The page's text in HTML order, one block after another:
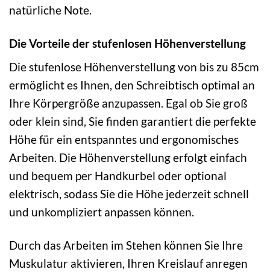
natürliche Note.
Die Vorteile der stufenlosen Höhenverstellung
Die stufenlose Höhenverstellung von bis zu 85cm
ermöglicht es Ihnen, den Schreibtisch optimal an
Ihre Körpergröße anzupassen. Egal ob Sie groß
oder klein sind, Sie finden garantiert die perfekte
Höhe für ein entspanntes und ergonomisches
Arbeiten. Die Höhenverstellung erfolgt einfach
und bequem per Handkurbel oder optional
elektrisch, sodass Sie die Höhe jederzeit schnell
und unkompliziert anpassen können.
Durch das Arbeiten im Stehen können Sie Ihre
Muskulatur aktivieren, Ihren Kreislauf anregen